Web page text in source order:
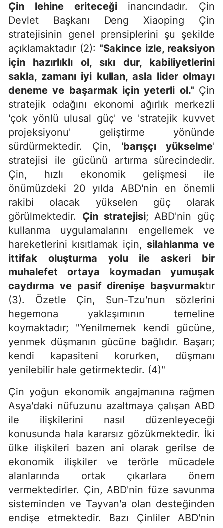
Çin lehine eriteceğiinancındadır. Çin
Devlet Başkanı Deng Xiaoping Çin
stratejisinin genel prensiplerini şu şekilde
açıklamaktadır (2): "Sakince izle, reaksiyon
için hazırlıklı ol, sıkı dur, kabiliyetlerini
sakla, zamanı iyi kullan, asla lider olmayı
deneme ve başarmak için yeterli ol." Çin
stratejik odağını ekonomi ağırlık merkezli
'çok yönlü ulusal güç' ve 'stratejik kuvvet
projeksiyonu' geliştirme yönünde
sürdürmektedir. Çin, 'barışçı yükselme'
stratejisi ile gücünü artırma sürecindedir.
Çin, hızlı ekonomik gelişmesi ile
önümüzdeki 20 yılda ABD'nin en önemli
rakibi olacak yükselen güç olarak
görülmektedir. Çin stratejisi; ABD'nin güç
kullanma uygulamalarını engellemek ve
hareketlerini kısıtlamak için, silahlanma ve
ittifak oluşturma yolu ile askeri bir
muhalefet ortaya koymadan yumuşak
caydırma ve pasif direnişe başvurmaktır
(3). Özetle Çin, Sun-Tzu'nun sözlerini
hegemona yaklaşımının temeline
koymaktadır; "Yenilmemek kendi gücüne,
yenmek düşmanın gücüne bağlıdır. Başarı;
kendi kapasiteni korurken, düşmanı
yenilebilir hale getirmektedir. (4)"
Çin yoğun ekonomik angajmanına rağmen
Asya'daki nüfuzunu azaltmaya çalışan ABD
ile ilişkilerini nasıl düzenleyeceği
konusunda hala kararsız gözükmektedir. İki
ülke ilişkileri bazen ani olarak gerilse de
ekonomik ilişkiler ve terörle mücadele
alanlarında ortak çıkarlara önem
vermektedirler. Çin, ABD'nin füze savunma
sisteminden ve Tayvan'a olan desteğinden
endişe etmektedir. Bazı Çinliler ABD'nin